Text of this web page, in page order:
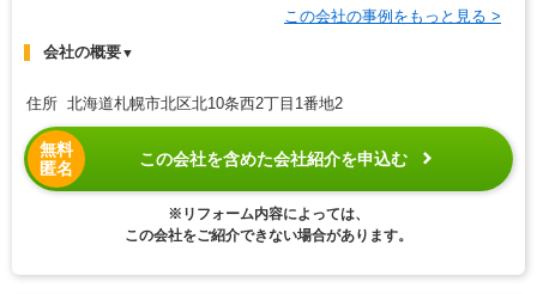
この会社の事例をもっと見る >
会社の概要▼
住所 北海道札幌市北区北10条西2丁目1番地2
無料
匿名
この会社を含めた会社紹介を申込む
※リフォーム内容によっては、
この会社をご紹介できない場合があります。